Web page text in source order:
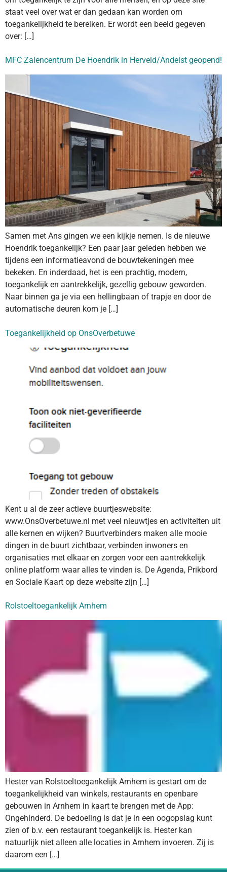
staat veel over wat er dan gedaan kan worden om
toegankelijkheid te bereiken. Er wordt een beeld gegeven
over: […]
MFC Zalencentrum De Hoendrik in Herveld/Andelst geopend!
Samen met Ans gingen we een kijkje nemen. Is de nieuwe
Hoendrik toegankelijk? Een paar jaar geleden hebben we
tijdens een informatieavond de bouwtekeningen mee
bekeken. En inderdaad, het is een prachtig, modern,
toegankelijk en aantrekkelijk, gezellig gebouw geworden.
Naar binnen ga je via een hellingbaan of trapje en door de
automatische deuren kom je […]
Toegankelijkheid op OnsOverbetuwe
Kent u al de zeer actieve buurtjeswebsite:
www.OnsOverbetuwe.nl met veel nieuwtjes en activiteiten uit
alle kernen en wijken? Buurtverbinders maken alle mooie
dingen in de buurt zichtbaar, verbinden inwoners en
organisaties met elkaar en zorgen voor een aantrekkelijk
online platform waar alles te vinden is. De Agenda, Prikbord
en Sociale Kaart op deze website zijn […]
Rolstoeltoegankelijk Arnhem
Hester van Rolstoeltoegankelijk Arnhem is gestart om de
toegankelijkheid van winkels, restaurants en openbare
gebouwen in Arnhem in kaart te brengen met de App:
Ongehinderd. De bedoeling is dat je in een oogopslag kunt
zien of b.v. een restaurant toegankelijk is. Hester kan
natuurlijk niet alleen alle locaties in Arnhem invoeren. Zij is
daarom een […]